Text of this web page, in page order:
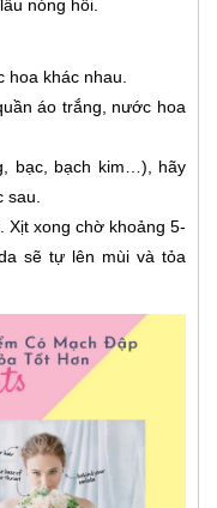
nóng hổi.
hoa khác nhau.
áo trắng, nước hoa
bạc, bạch kim…), hãy
sau.
Xịt xong chờ khoảng 5-
sẽ tự lên mùi và tỏa